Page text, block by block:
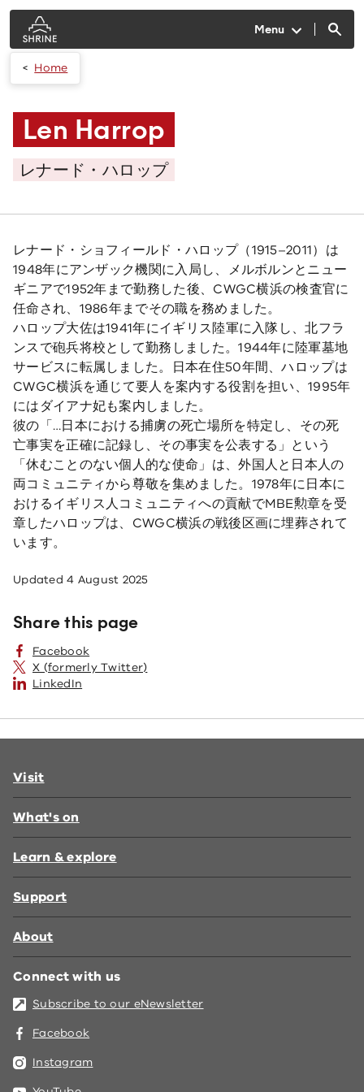
Menu
Home
Len Harrop
レナード・ハロップ
レナード・ショフィールド・ハロップ（1915–2011）は
1948年にアンザック機関に入局し、メルボルンとニュー
ギニアで1952年まで勤務した後、CWGC横浜の検査官に
任命され、1986年までその職を務めました。
ハロップ大佐は1941年にイギリス陸軍に入隊し、北フラ
ンスで砲兵将校として勤務しました。1944年に陸軍墓地
サービスに転属しました。日本在住50年間、ハロップは
CWGC横浜を通じて要人を案内する役割を担い、1995年
にはダイアナ妃も案内しました。
彼の 「…日本における捕虜の死亡場所を特定し、その死
亡事実を正確に記録し、その事実を公表する」という
「休むことのない個人的な使命」は、外国人と日本人の
両コミュニティから尊敬を集めました。 1978年に日本に
おけるイギリス人コミュニティへの貢献でMBE勲章を受
章したハロップは、CWGC横浜の戦後区画に埋葬されて
います。
Updated4 August 2025
Share this page
Facebook
X (formerly Twitter)
LinkedIn
Visit
What's on
Learn & explore
Support
About
Connect with us
Subscribe to our eNewsletter
Facebook
Instagram